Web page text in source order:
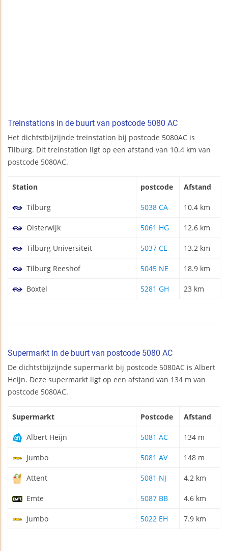
Treinstations in de buurt van postcode 5080 AC
Het dichtstbijzijnde treinstation bij postcode 5080AC is
Tilburg. Dit treinstation ligt op een afstand van 10.4 km van
postcode 5080AC.
Station postcode Afstand
Tilburg 5038 CA 10.4 km
Oisterwijk 5061 HG 12.6 km
Tilburg Universiteit 5037 CE 13.2 km
Tilburg Reeshof 5045 NE 18.9 km
Boxtel 5281 GH 23 km
Supermarkt in de buurt van postcode 5080 AC
De dichtstbijzijnde supermarkt bij postcode 5080AC is Albert
Heijn. Deze supermarkt ligt op een afstand van 134 m van
postcode 5080AC.
Supermarkt Postcode Afstand
Albert Heijn 5081 AC 134 m
Jumbo 5081 AV 148 m
Attent 5081 NJ 4.2 km
Emte 5087 BB 4.6 km
Jumbo 5022 EH 7.9 km